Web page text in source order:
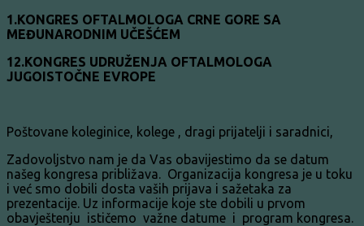
1.KONGRES OFTALMOLOGA CRNE GORE SA
MEĐUNARODNIM UČEŠĆEM
12.KONGRES UDRUŽENJA OFTALMOLOGA
JUGOISTOČNE EVROPE
Poštovane koleginice, kolege , dragi prijatelji i saradnici,
Zadovoljstvo nam je da Vas obavijestimo da se datum
našeg kongresa približava. Organizacija kongresa je u toku
i već smo dobili dosta vaših prijava i sažetaka za
prezentacije. Uz informacije koje ste dobili u prvom
obavještenju ističemo važne datume i program kongresa.